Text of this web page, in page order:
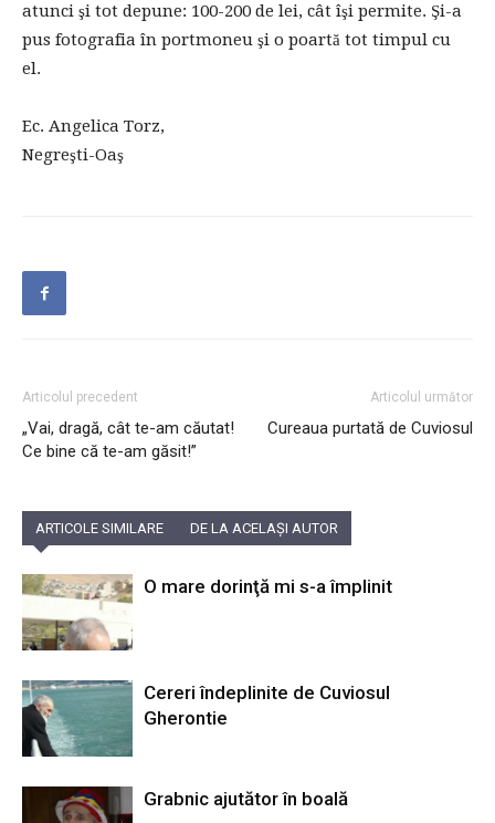
atunci şi tot depune: 100-200 de lei, cât îşi permite. Şi-a
pus fotografia în portmoneu şi o poartă tot timpul cu
el.
Ec. Angelica Torz,
Negreşti-Oaş
Articolul precedent
„Vai, dragă, cât te-am căutat!
Ce bine că te-am găsit!”
Articolul următor
Cureaua purtată de Cuviosul
ARTICOLE SIMILARE DE LA ACELAȘI AUTOR
O mare dorinţă mi s-a împlinit
Cereri îndeplinite de Cuviosul
Gherontie
Grabnic ajutător în boală